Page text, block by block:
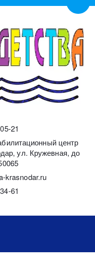
21
центр
,ул. Кружевная, до
krasnodar.ru
61